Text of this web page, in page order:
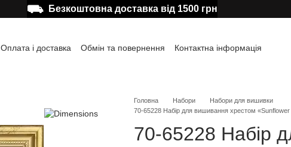
⛟ Безкоштовна доставка від 1500 грн
Оплата і доставка Обмін та повернення
Контактна інформація
Головна Набори
Набори для вишивки
70-65228 Набір для вишивання хрестом
70-65228 Набір